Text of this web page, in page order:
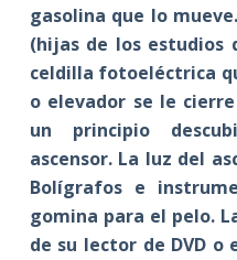
gasolina que lo
(hijas de los estudios
celdilla fotoeléctrica
o elevador se le
un principio
ascensor. La luz del
Bolígrafos e
gomina para el pelo.
de su lector de DVD o